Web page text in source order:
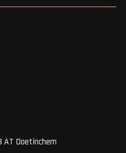
AT Doetinchem